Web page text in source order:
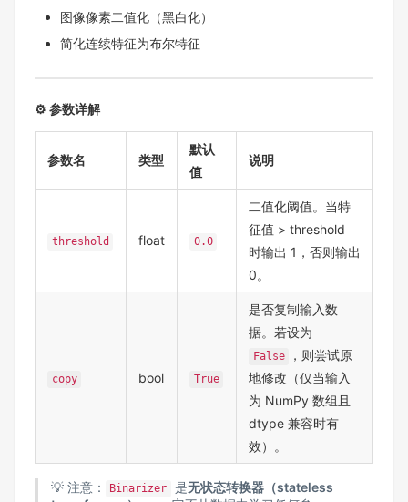
图像像素二值化（黑白化）
简化连续特征为布尔特征
⚙️ 参数详解
参数名 类型
默认
值
说明
threshold float 0.0
二值化阈值。当特
征值 > threshold
时输出 1，否则输出
0。
copy bool True
是否复制输入数
据。若设为
False
，则尝试原
地修改（仅当输入
为 NumPy 数组且
dtype 兼容时有
效）。
💡 注意： Binarizer 是无状态转换器（stateless